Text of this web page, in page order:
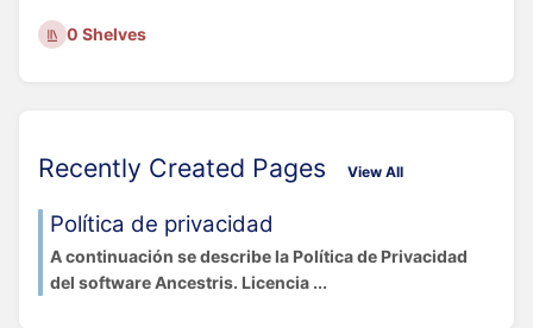
0 Shelves
Recently Created Pages View All
Política de privacidad
A continuación se describe la Política de Privacidad
del software Ancestris. Licencia ...